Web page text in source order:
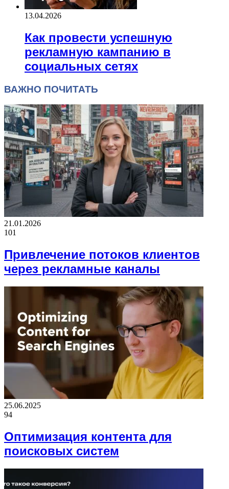
13.04.2026
Как провести успешную
рекламную кампанию в
социальных сетях
ВАЖНО ПОЧИТАТЬ
21.01.2026
101
Привлечение потоков клиентов
через рекламные каналы
25.06.2025
94
Оптимизация контента для
поисковых систем